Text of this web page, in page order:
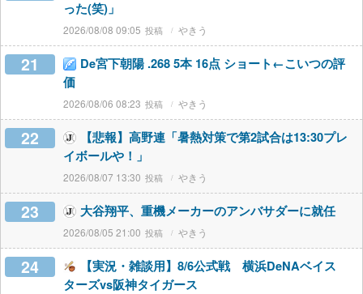
った(笑)」
2026/08/08 09:05 やきう
21
De宮下朝陽 .268 5本 16点 ショート←こいつの評
価
2026/08/06 08:23 やきう
22
【悲報】高野連「暑熱対策で第2試合は13:30プレ
イボールや！」
2026/08/07 13:30 やきう
23 大谷翔平、重機メーカーのアンバサダーに就任
2026/08/05 21:00 やきう
24
【実況・雑談用】8/6公式戦 横浜DeNAベイス
ターズvs阪神タイガース